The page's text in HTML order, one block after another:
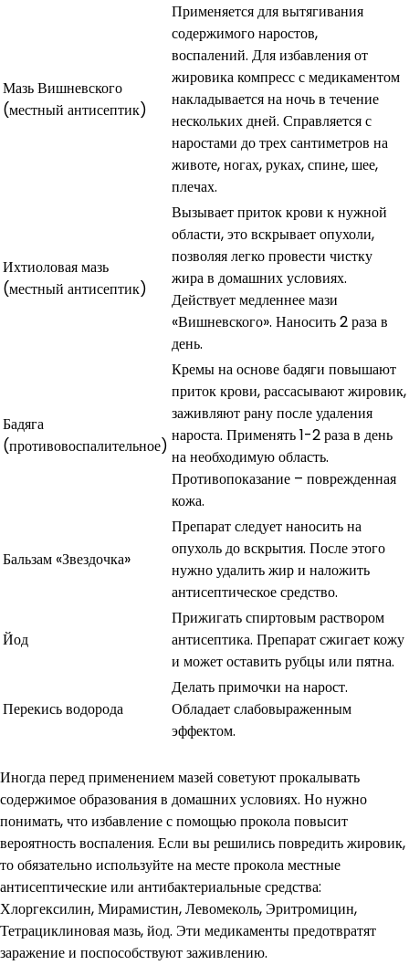
Мазь Вишневского
(местный антисептик)
Применяется для вытягивания
содержимого наростов,
воспалений. Для избавления от
жировика компресс с медикаментом
накладывается на ночь в течение
нескольких дней. Справляется с
наростами до трех сантиметров на
животе, ногах, руках, спине, шее,
плечах.
Ихтиоловая мазь
(местный антисептик)
Вызывает приток крови к нужной
области, это вскрывает опухоли,
позволяя легко провести чистку
жира в домашних условиях.
Действует медленнее мази
«Вишневского». Наносить 2 раза в
день.
Бадяга
(противовоспалительное)
Кремы на основе бадяги повышают
приток крови, рассасывают жировик,
заживляют рану после удаления
нароста. Применять 1-2 раза в день
на необходимую область.
Противопоказание – поврежденная
кожа.
Бальзам «Звездочка»
Препарат следует наносить на
опухоль до вскрытия. После этого
нужно удалить жир и наложить
антисептическое средство.
Йод
Прижигать спиртовым раствором
антисептика. Препарат сжигает кожу
и может оставить рубцы или пятна.
Перекись водорода
Делать примочки на нарост.
Обладает слабовыраженным
эффектом.
Иногда перед применением мазей советуют прокалывать
содержимое образования в домашних условиях. Но нужно
понимать, что избавление с помощью прокола повысит
вероятность воспаления. Если вы решились повредить жировик,
то обязательно используйте на месте прокола местные
антисептические или антибактериальные средства:
Хлоргексилин, Мирамистин, Левомеколь, Эритромицин,
Тетрациклиновая мазь, йод. Эти медикаменты предотвратят
заражение и поспособствуют заживлению.